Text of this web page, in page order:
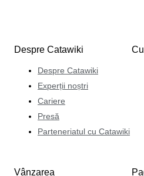
Despre Catawiki
Despre Catawiki
Experții noștri
Cariere
Presă
Parteneriatul cu Catawiki
Vânzarea